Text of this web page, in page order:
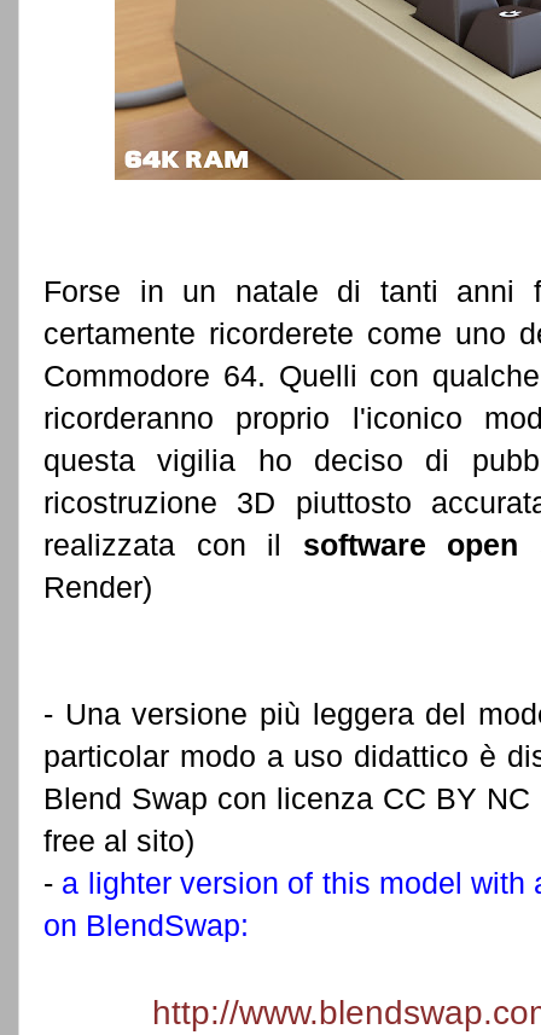
Forse in un natale di tanti anni
certamente ricorderete come uno
Commodore 64. Quelli con
ricorderanno proprio l'iconico
questa vigilia ho deciso di
ricostruzione 3D piuttosto
realizzata con il software open
Render)
- Una versione più leggera del
particolar modo a uso didattico è
Blend Swap con licenza CC BY
free al sito)
- a lighter version of this model
on BlendSwap:
http://